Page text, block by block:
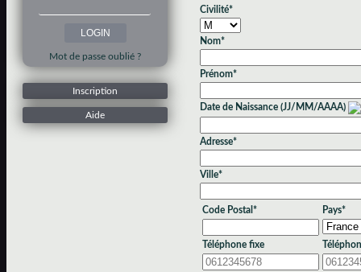
Mot de passe oublié ?
Inscription
Aide
Civilité*
Nom*
Prénom*
Date de Naissance (JJ/MM/AAAA)
Adresse*
Ville*
Code Postal* Pays*
Téléphone fixe